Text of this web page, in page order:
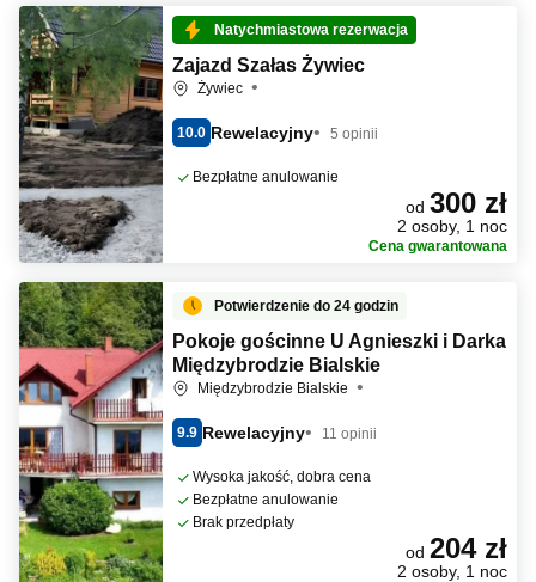
Natychmiastowa rezerwacja
Zajazd Szałas Żywiec
Żywiec
10.0 Rewelacyjny 5 opinii
Bezpłatne anulowanie
od 300 zł
2 osoby, 1 noc
Cena gwarantowana
Potwierdzenie do 24 godzin
Pokoje gościnne U Agnieszki i Darka
Międzybrodzie Bialskie
Międzybrodzie Bialskie
9.9 Rewelacyjny 11 opinii
Wysoka jakość, dobra cena
Bezpłatne anulowanie
Brak przedpłaty
od 204 zł
2 osoby, 1 noc